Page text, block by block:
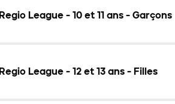
Regio League - 10 et 11 ans - Garçons
Regio League - 12 et 13 ans - Filles